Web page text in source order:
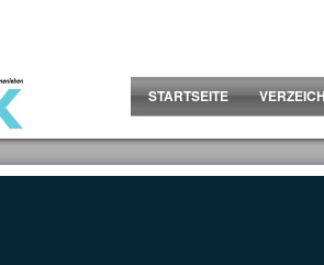
STARTSEITE